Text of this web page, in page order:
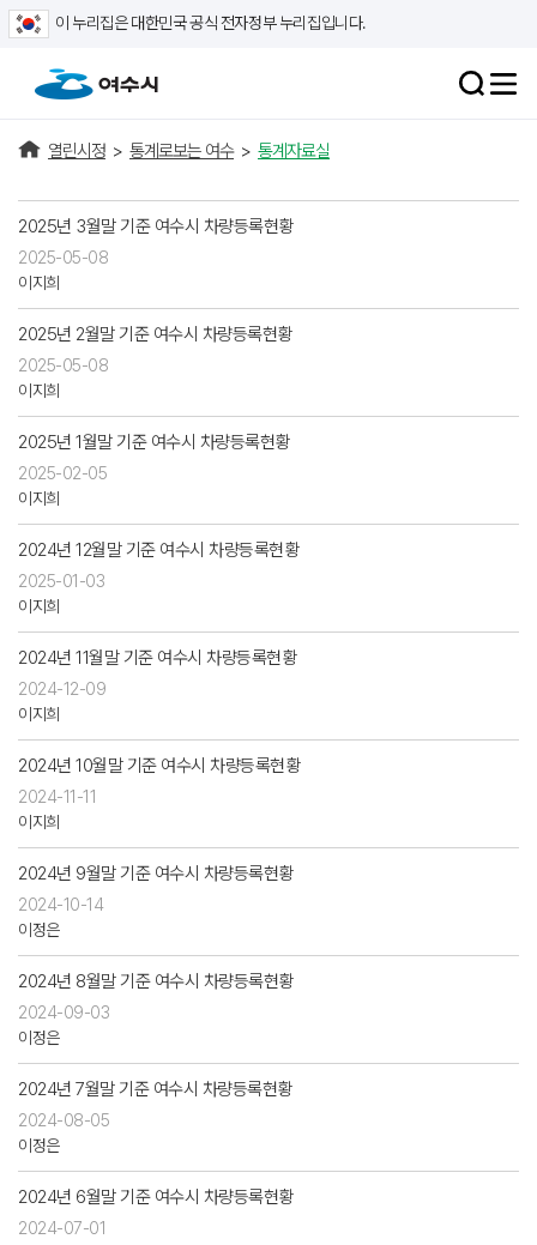
이 누리집은 대한민국 공식 전자정부 누리집입니다.
열린시정 > 통계로보는 여수 > 통계자료실
2025년 3월말 기준 여수시 차량등록현황
2025-05-08
이지희
2025년 2월말 기준 여수시 차량등록현황
2025-05-08
이지희
2025년 1월말 기준 여수시 차량등록현황
2025-02-05
이지희
2024년 12월말 기준 여수시 차량등록현황
2025-01-03
이지희
2024년 11월말 기준 여수시 차량등록현황
2024-12-09
이지희
2024년 10월말 기준 여수시 차량등록현황
2024-11-11
이지희
2024년 9월말 기준 여수시 차량등록현황
2024-10-14
이정은
2024년 8월말 기준 여수시 차량등록현황
2024-09-03
이정은
2024년 7월말 기준 여수시 차량등록현황
2024-08-05
이정은
2024년 6월말 기준 여수시 차량등록현황
2024-07-01